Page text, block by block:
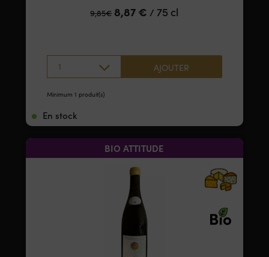
9,85€ 8,87 € / 75 cl
1 AJOUTER
Minimum 1 produit(s)
En stock
BIO ATTITUDE